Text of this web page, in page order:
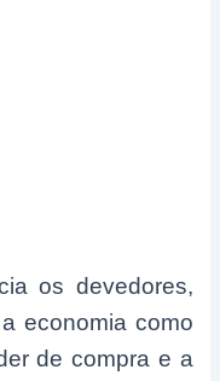
os devedores,
economia como
de compra e a